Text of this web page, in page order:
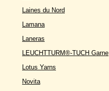
Laines du Nord
Lamana
Laneras
LEUCHTTURM®-TUCH Garne
Lotus Yarns
Novita